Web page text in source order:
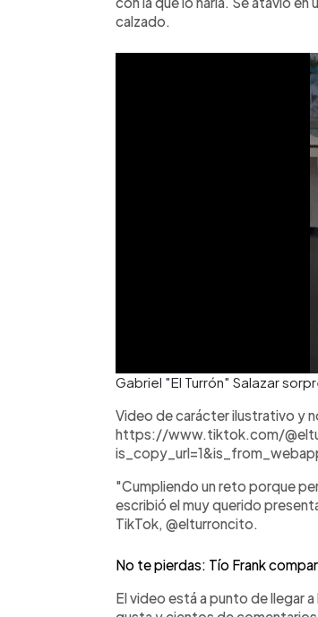
calzado.
Gabriel "El Turrón" Salazar
Video de carácter ilustrativo y
https://www.tiktok.com/
"Cumpliendo un reto porque
escribió el muy querido
TikTok, @elturroncito.
No te pierdas: Tío Frank
El video está a punto de llegar